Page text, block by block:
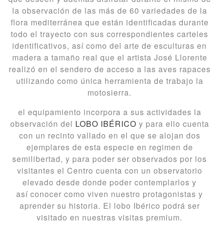
la observación de las más de 60 variedades de la
flora mediterránea que están identificadas durante
todo el trayecto con sus correspondientes carteles
identificativos, así como del arte de esculturas en
madera a tamaño real que el artista José Llorente
realizó en el sendero de acceso a las aves rapaces
utilizando como única herramienta de trabajo la
motosierra.
el equipamiento incorpora a sus actividades la
observación del LOBO IBÉRICO y para ello cuenta
con un recinto vallado en el que se alojan dos
ejemplares de esta especie en regimen de
semilibertad, y para poder ser observados por los
visitantes el Centro cuenta con un observatorio
elevado desde donde poder contemplarlos y
así conocer como viven nuestro protagonistas y
aprender su historia. El lobo Ibérico podrá ser
visitado en nuestras visitas premium.